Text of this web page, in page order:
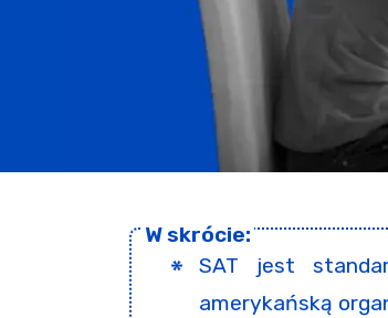
SAT jest
amerykańską